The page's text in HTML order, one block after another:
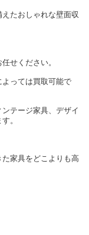
たおしゃれな壁面収
せください。
っては買取可能で
テージ家具、デザイ
。
家具をどこよりも高